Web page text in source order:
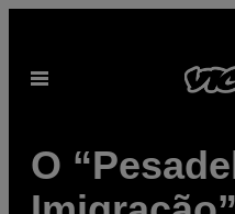
content
Open
O